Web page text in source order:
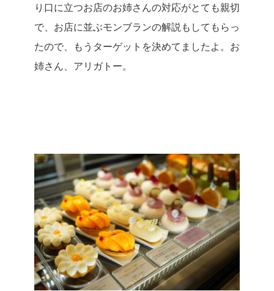
り口に立つお店のお姉さんの対応がとても親切
で、お店に並ぶモンブランの解説もしてもらっ
たので、もうターゲットを決めてましたよ。 お
姉さん、アリガトー。